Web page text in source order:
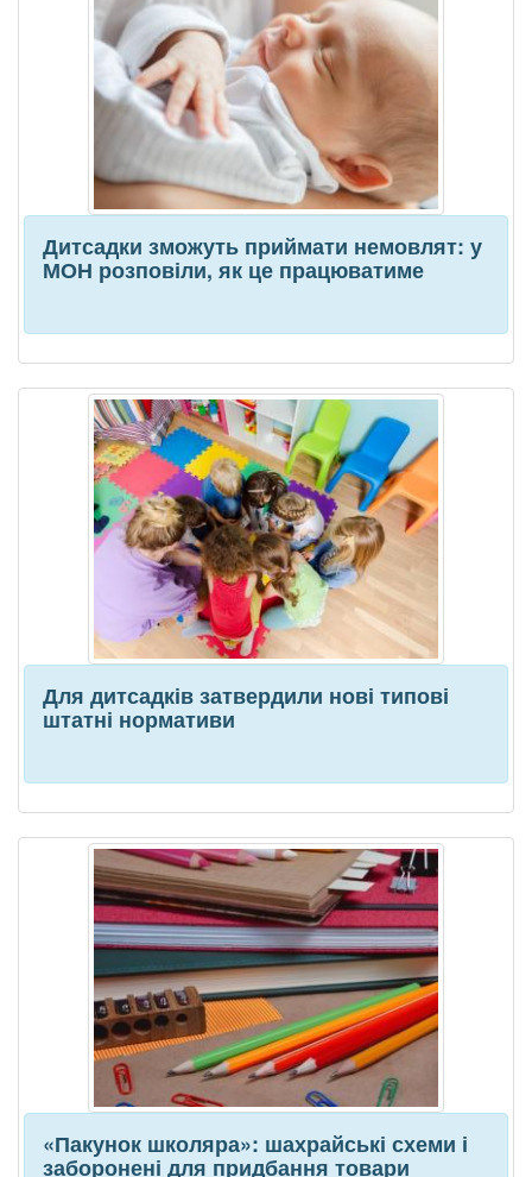
Дитсадки зможуть приймати немовлят: у
МОН розповіли, як це працюватиме
Для дитсадків затвердили нові типові
штатні нормативи
«Пакунок школяра»: шахрайські схеми і
заборонені для придбання товари